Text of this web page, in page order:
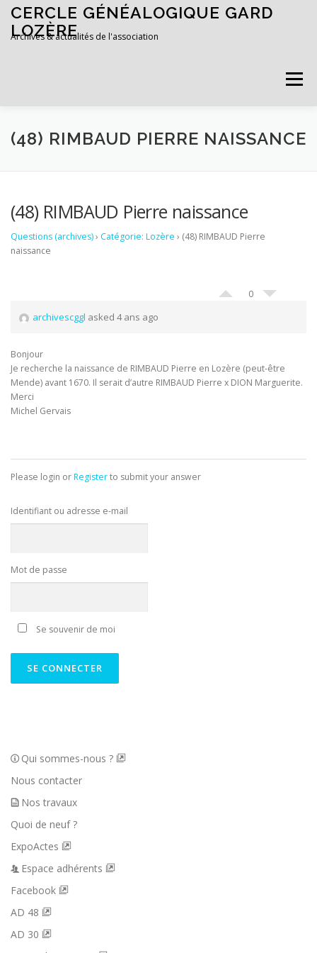
Aller au contenu
CERCLE GÉNÉALOGIQUE GARD
LOZÈRE
Archives & actualités de l'association
Menu
ACCUEIL ADHÉRER
(48) RIMBAUD PIERRE NAISSANCE
(48) RIMBAUD Pierre naissance
Questions (archives)› Catégorie: Lozère › (48) RIMBAUD Pierre
naissance
0
archivescggl asked 4 ans ago
Bonjour
Je recherche la naissance de RIMBAUD Pierre en Lozère (peut-être
Mende) avant 1670. Il serait d’autre RIMBAUD Pierre x DION Marguerite.
Merci
Michel Gervais
Please login orRegisterto submit your answer
Identifiant ou adresse e-mail
Mot de passe
Se souvenir de moi
Qui sommes-nous ?
Nous contacter
Nos travaux
Quoi de neuf ?
ExpoActes
Espace adhérents
Facebook
AD 48
AD 30